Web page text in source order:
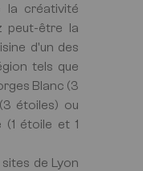
la créativité
peut-être la
d'un des
tels que
Blanc (3
étoiles) ou
(1 étoile et 1
de Lyon